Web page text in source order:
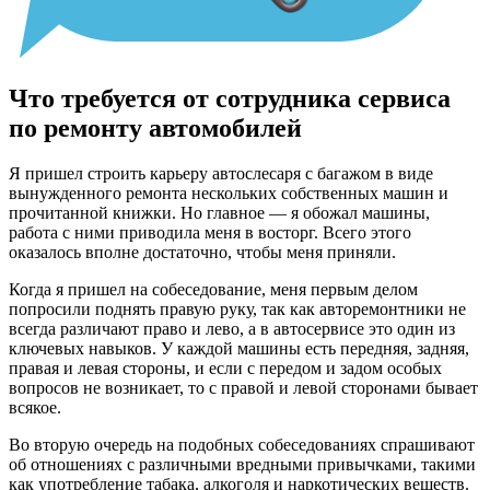
Что требуется от сотрудника сервиса
по ремонту автомобилей
Я пришел строить карьеру автослесаря с багажом в виде
вынужденного ремонта нескольких собственных машин и
прочитанной книжки. Но главное — я обожал машины,
работа с ними приводила меня в восторг. Всего этого
оказалось вполне достаточно, чтобы меня приняли.
Когда я пришел на собеседование, меня первым делом
попросили поднять правую руку, так как авторемонтники не
всегда различают право и лево, а в автосервисе это один из
ключевых навыков. У каждой машины есть передняя, задняя,
правая и левая стороны, и если с передом и задом особых
вопросов не возникает, то с правой и левой сторонами бывает
всякое.
Во вторую очередь на подобных собеседованиях спрашивают
об отношениях с различными вредными привычками, такими
как употребление табака, алкоголя и наркотических веществ.